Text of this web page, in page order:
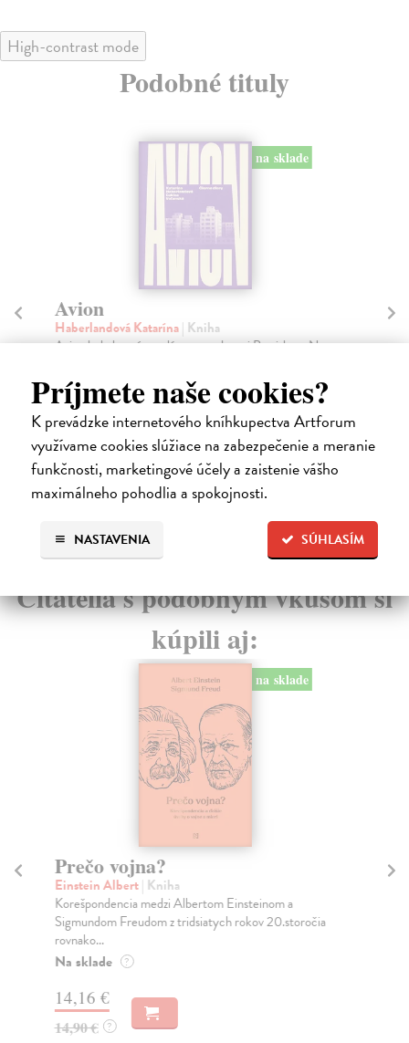
Príjmete naše cookies?
K prevádzke internetového kníhkupectva Artforum
využívame cookies slúžiace na zabezpečenie a meranie
funkčnosti, marketingové účely a zaistenie vášho
maximálneho pohodlia a spokojnosti.
SÚHLASÍM
NASTAVENIA
High-contrast mode
Podobné tituly
na sklade
Avion
Haberlandová Katarína| Kniha
Avion bol obytným palácom modernej Bratislavy. Na
Na sklade ?
45,00 €
High-contrast mode
Čitatelia s podobným vkusom si
kúpili aj:
na sklade
Prečo vojna?
Einstein Albert| Kniha
Korešpondencia medzi Albertom Einsteinom a
Sigmundom Freudom z tridsiatych rokov 20.storočia
rovnako...
Na sklade ?
14,16 €
14,90 € ?